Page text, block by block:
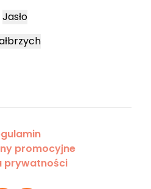
Jasło
promocyjne
prywatności